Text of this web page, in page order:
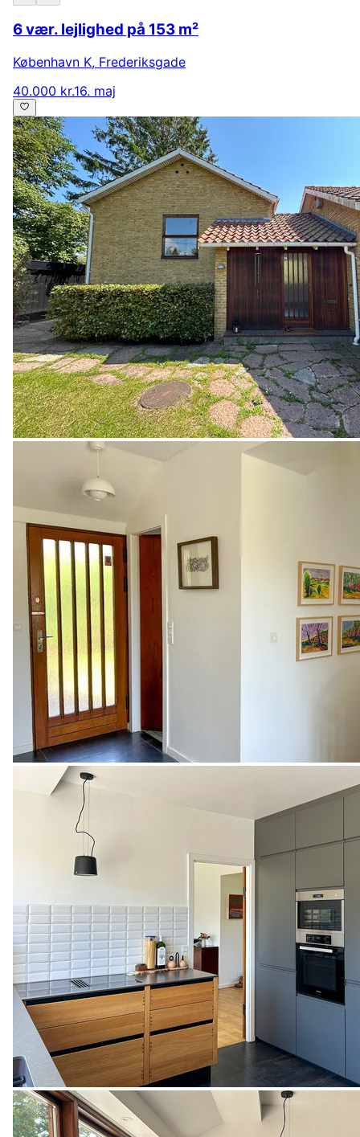
6 vær. lejlighed på 153 m²
København K, Frederiksgade
40.000 kr.16. maj